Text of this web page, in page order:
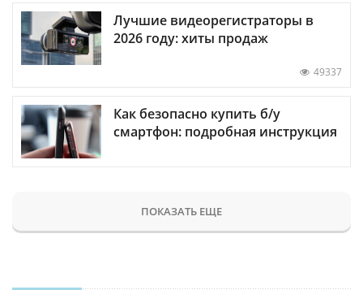
Лучшие видеорегистраторы в
2026 году: хиты продаж
49337
Как безопасно купить б/у
смартфон: подробная инструкция
ПОКАЗАТЬ ЕЩЕ